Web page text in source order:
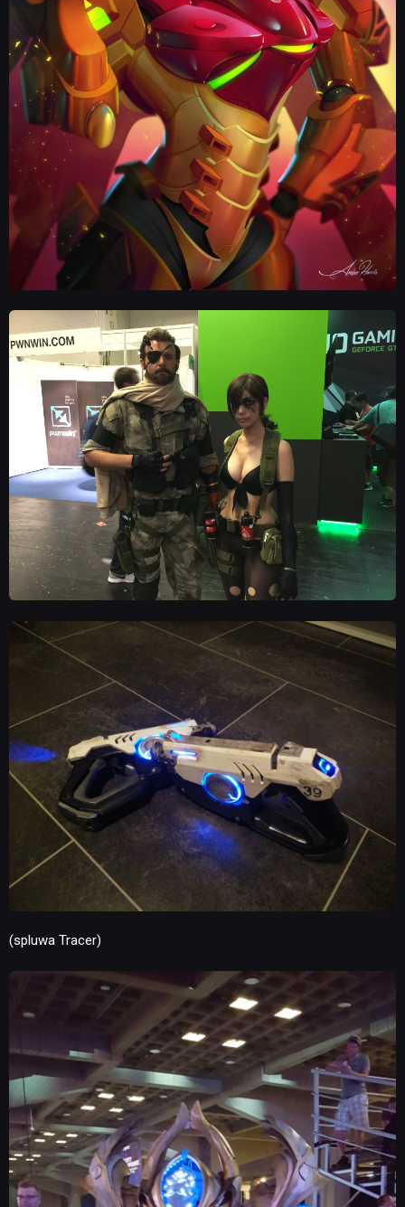
(spluwa Tracer)